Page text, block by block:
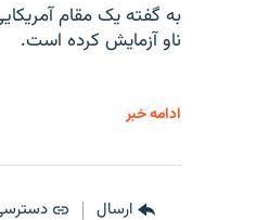
به گفته یک مقام
ناو آزمایش کرده است.
ادامه خبر
ارسال